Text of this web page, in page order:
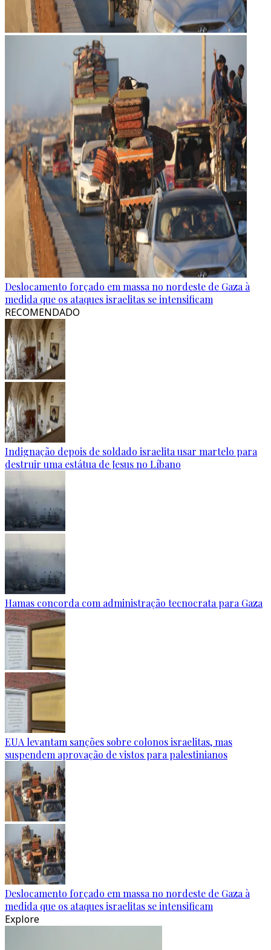
Deslocamento forçado em massa no nordeste de Gaza à
medida que os ataques israelitas se intensificam
RECOMENDADO
Indignação depois de soldado israelita usar martelo para
destruir uma estátua de Jesus no Líbano
Hamas concorda com administração tecnocrata para Gaza
EUA levantam sanções sobre colonos israelitas, mas
suspendem aprovação de vistos para palestinianos
Deslocamento forçado em massa no nordeste de Gaza à
medida que os ataques israelitas se intensificam
Explore